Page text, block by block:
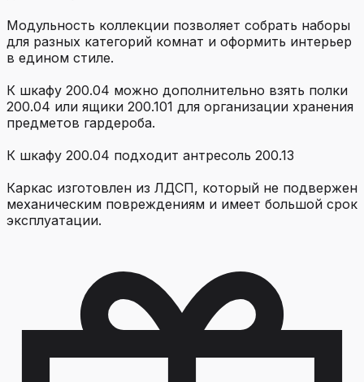
Модульность коллекции позволяет собрать наборы
для разных категорий комнат и оформить интерьер
в едином стиле.
К шкафу 200.04 можно дополнительно взять полки
200.04 или ящики 200.101 для организации хранения
предметов гардероба.
К шкафу 200.04 подходит антресоль 200.13
Каркас изготовлен из ЛДСП, который не подвержен
механическим повреждениям и имеет большой срок
эксплуатации.